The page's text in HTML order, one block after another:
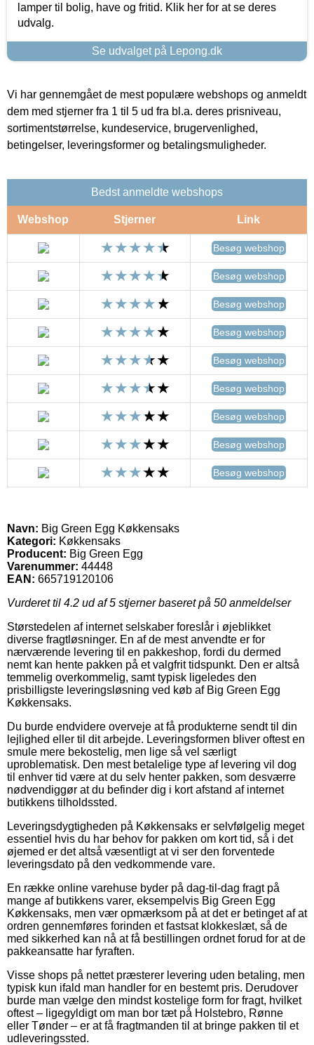
lamper til bolig, have og fritid. Klik her for at se deres
udvalg.
Se udvalget på Lepong.dk
Vi har gennemgået de mest populære webshops og anmeldt
dem med stjerner fra 1 til 5 ud fra bl.a. deres prisniveau,
sortimentstørrelse, kundeservice, brugervenlighed,
betingelser, leveringsformer og betalingsmuligheder.
Bedst anmeldte webshops
Webshop Stjerner Link
Besøg webshop
Besøg webshop
Besøg webshop
Besøg webshop
Besøg webshop
Besøg webshop
Besøg webshop
Besøg webshop
Besøg webshop
Navn: Big Green Egg Køkkensaks
Kategori: Køkkensaks
Producent: Big Green Egg
Varenummer: 44448
EAN: 665719120106
Vurderet til 4.2 ud af 5 stjerner baseret på 50 anmeldelser
Størstedelen af internet selskaber foreslår i øjeblikket
diverse fragtløsninger. En af de mest anvendte er for
nærværende levering til en pakkeshop, fordi du dermed
nemt kan hente pakken på et valgfrit tidspunkt. Den er altså
temmelig overkommelig, samt typisk ligeledes den
prisbilligste leveringsløsning ved køb af Big Green Egg
Køkkensaks.
Du burde endvidere overveje at få produkterne sendt til din
lejlighed eller til dit arbejde. Leveringsformen bliver oftest en
smule mere bekostelig, men lige så vel særligt
uproblematisk. Den mest betalelige type af levering vil dog
til enhver tid være at du selv henter pakken, som desværre
nødvendiggør at du befinder dig i kort afstand af internet
butikkens tilholdssted.
Leveringsdygtigheden på Køkkensaks er selvfølgelig meget
essentiel hvis du har behov for pakken om kort tid, så i det
øjemed er det altså væsentligt at vi ser den forventede
leveringsdato på den vedkommende vare.
En række online varehuse byder på dag-til-dag fragt på
mange af butikkens varer, eksempelvis Big Green Egg
Køkkensaks, men vær opmærksom på at det er betinget af at
ordren gennemføres forinden et fastsat klokkeslæt, så de
med sikkerhed kan nå at få bestillingen ordnet forud for at de
pakkeansatte har fyraften.
Visse shops på nettet præsterer levering uden betaling, men
typisk kun ifald man handler for en bestemt pris. Derudover
burde man vælge den mindst kostelige form for fragt, hvilket
oftest – ligegyldigt om man bor tæt på Holstebro, Rønne
eller Tønder – er at få fragtmanden til at bringe pakken til et
udleveringssted.